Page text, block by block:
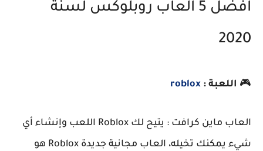
افضل 5 العاب روبلوكس لسنة
2020
🎮 اللعبة : roblox
العاب ماين كرافت : يتيح لك Roblox اللعب وإنشاء أي
شيء يمكنك تخيله، العاب مجانية جديدة Roblox هو